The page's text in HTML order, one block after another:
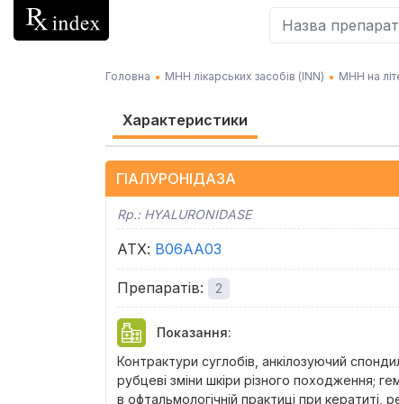
Головна МНН лікарських засобів (INN) МНН на
Характеристики
ГІАЛУРОНІДАЗА
Rp.: HYALURONIDASE
АТХ: B06AA03
Препаратів: 2
Показання:
Контрактури суглобів, анкілозуючий
рубцеві зміни шкіри різного походження;
в офтальмологічній практиці при кератиті,